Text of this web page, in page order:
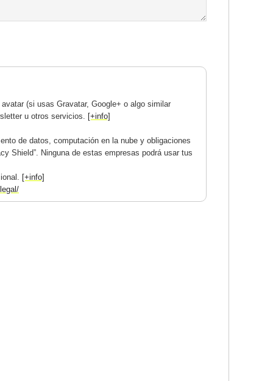
(si usas Gravatar, Google+ o algo similar
u otros servicios. [+info]
de datos, computación en la nube y obligaciones
Shield”. Ninguna de estas empresas podrá usar tus
[+info]